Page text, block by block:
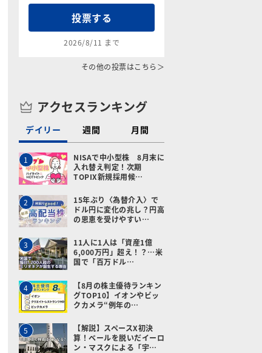
メールで送る
投票する
2026/8/11 まで
その他の投票はこちら＞
アクセスランキング
デイリー 週間 月間
1
NISAで中小型株 8月末に
入れ替え判定！次期
TOPIX新規採用候…
2
15年ぶり〈為替介入〉で
ドル円に変化の兆し？円高
の恩恵を受けやすい…
3
11人に1人は「資産1億
6,000万円」超え！？…米
国で「百万ドル…
4
【8月の株主優待ランキン
グTOP10】イオンやビッ
クカメラ“例年の…
5
【解説】スペースX初決
算！ベールを脱いだイーロ
ン・マスクによる「宇…